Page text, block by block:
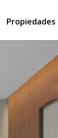
Propiedades